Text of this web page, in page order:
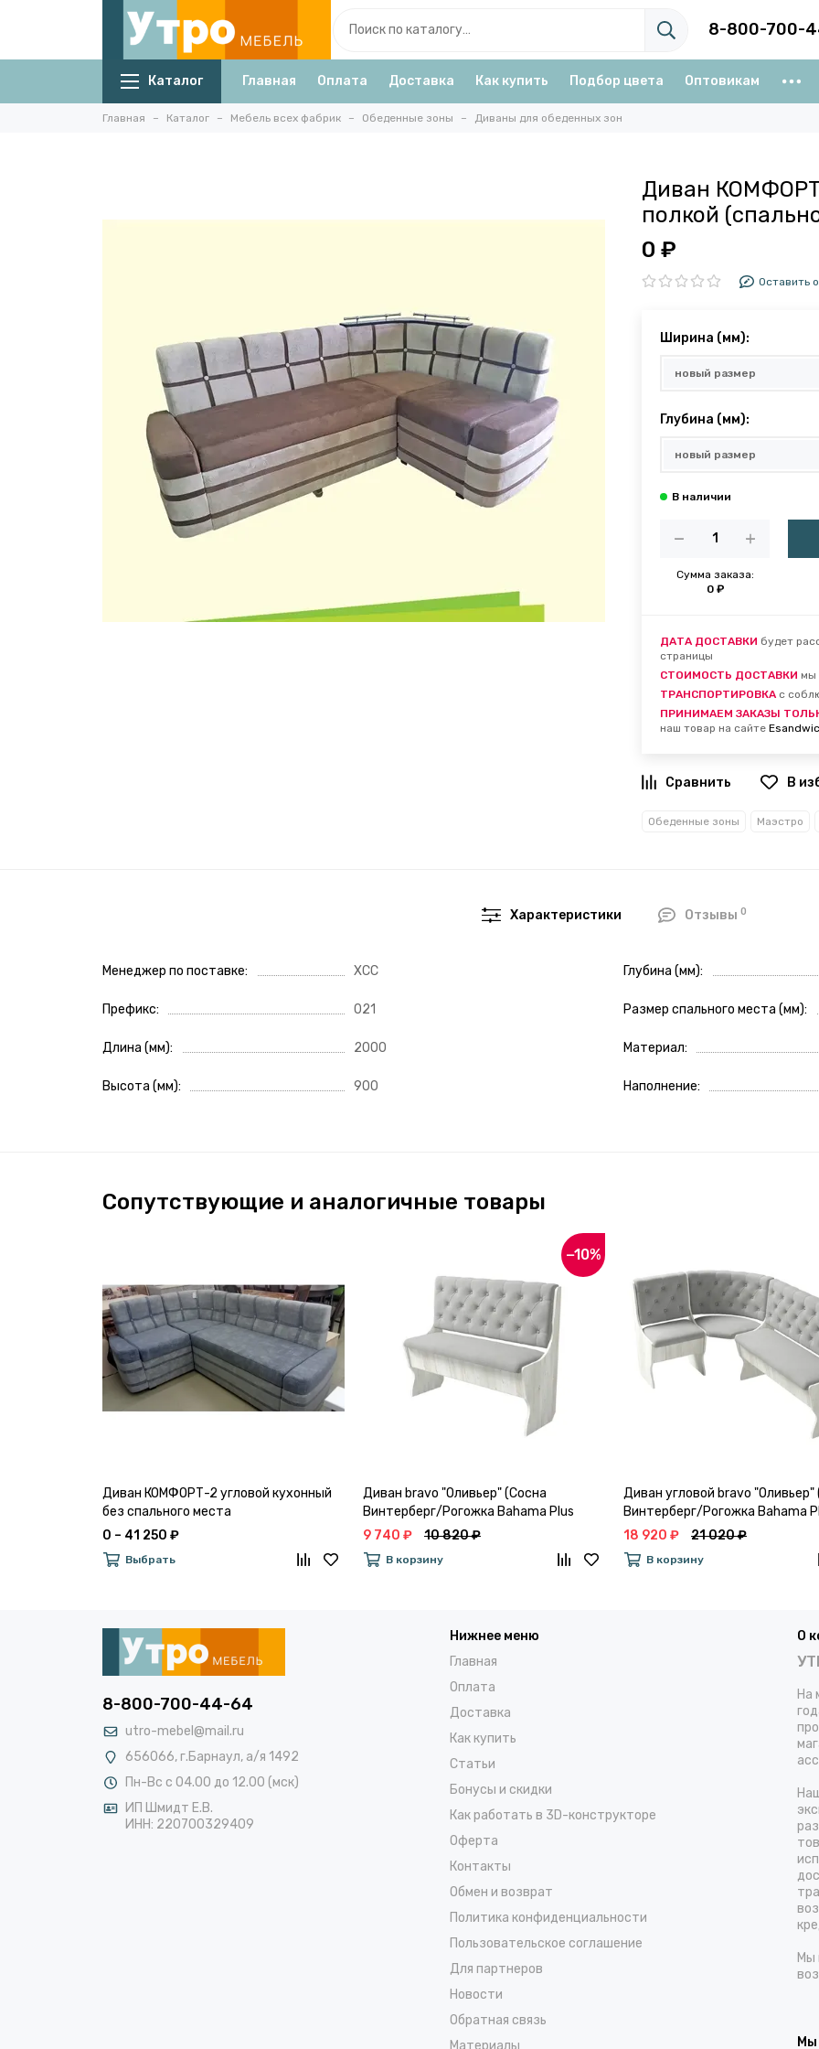
8-800-700-
Каталог Главная Оплата Доставка Как купить Подбор цвета Оптовикам
Главная Каталог Мебель всех фабрик Обеденные зоны Диваны для обеденных зон
Диван
полкой
0 ₽
Оставить
Ширина (мм):
Глубина (мм):
Сумма заказа:
0 ₽
ДАТА ДОСТАВКИ будет
страницы
СТОИМОСТЬ ДОСТАВКИ мы
ТРАНСПОРТИРОВКА с
ПРИНИМАЕМ ЗАКАЗЫ
наш товар на сайте
В
Обеденные зоны Маэстро
Характеристики Отзывы 0
Менеджер по поставке ХСС
Префикс 021
Длина (мм) 2000
Высота (мм) 900
Глубина (мм)
Размер спального места (мм)
Материал
Наполнение
Сопутствующие и аналогичные товары
Диван КОМФОРТ-2 угловой кухонный
без спального места
0 – 41 250 ₽
Выбрать
−10%
Диван bravo "Оливьер" (Сосна
Винтерберг/Рогожка Bahama Plus
Linen (AT) ) -G/Л3
9 740 ₽ 10 820 ₽
В корзину
Диван угловой bravo "Оливьер"
Винтерберг/Рогожка Bahama
Linen (AT)) -G/Л3
18 920 ₽ 21 020 ₽
В корзину
8-800-700-44-64
utro-mebel@mail.ru
656066, г.Барнаул, а/я 1492
Пн-Вс с 04.00 до 12.00 (мск)
ИП Шмидт Е.В.
ИНН: 220700329409
Нижнее меню
Главная
Оплата
Доставка
Как купить
Статьи
Бонусы и скидки
Как работать в 3D-конструкторе
Оферта
Контакты
Обмен и возврат
Политика конфиденциальности
Пользовательское соглашение
Для партнеров
Новости
Обратная связь
О
На
Мы
Мы